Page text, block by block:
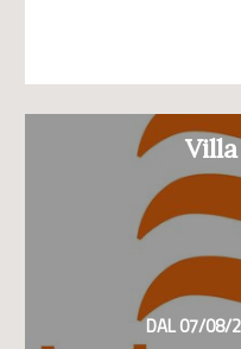
DAL 07/08/